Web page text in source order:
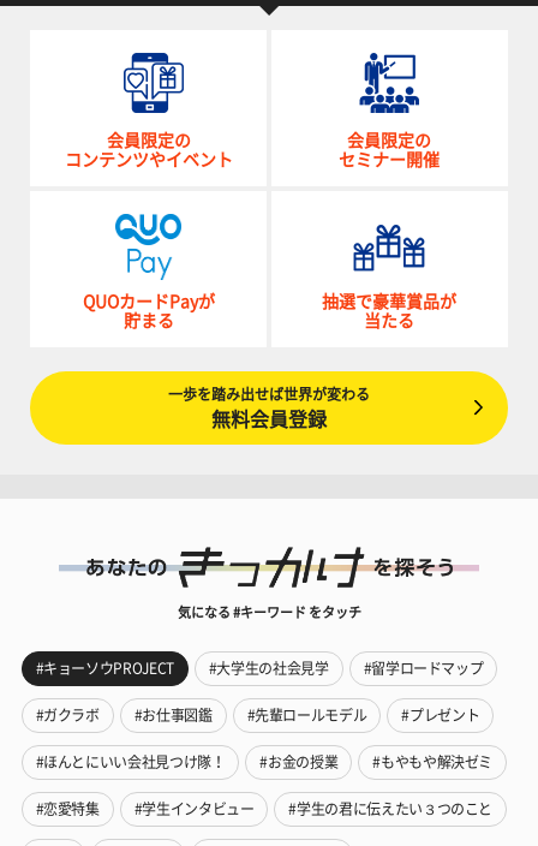
会員限定の
コンテンツやイベント
会員限定の
セミナー開催
QUOカードPayが
貯まる
抽選で豪華賞品が
当たる
一歩を踏み出せば世界が変わる
無料会員登録
気になる #キーワード をタッチ
#キョーソウPROJECT #大学生の社会見学 #留学ロードマップ
#ガクラボ #お仕事図鑑 #先輩ロールモデル #プレゼント
#ほんとにいい会社見つけ隊！ #お金の授業 #もやもや解決ゼミ
#恋愛特集 #学生インタビュー #学生の君に伝えたい３つのこと